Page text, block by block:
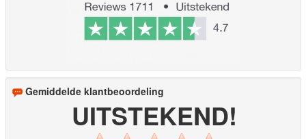
Gemiddelde klantbeoordeling
UITSTEKEND!